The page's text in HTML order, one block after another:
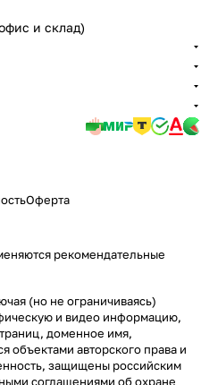
и склад)
Оферта
рекомендательные
(но не ограничиваясь)
и видео информацию,
доменное имя,
объектами авторского права и
защищены российским
соглашениями об охране